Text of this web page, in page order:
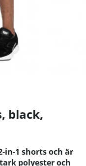
black,
in-1 shorts och är
polyester och